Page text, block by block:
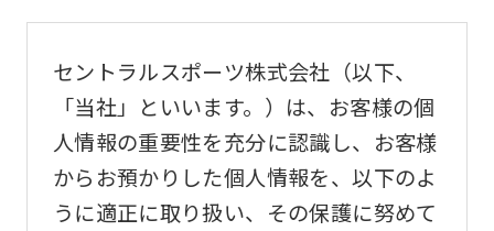
セントラルスポーツ株式会社（以下、
「当社」といいます。）は、お客様の個
人情報の重要性を充分に認識し、お客様
からお預かりした個人情報を、以下のよ
うに適正に取り扱い、その保護に努めて